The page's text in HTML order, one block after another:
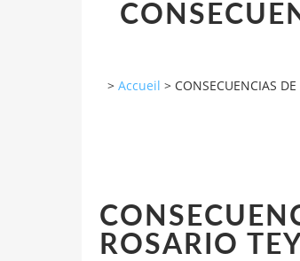
> Accueil > CONSECUENCIAS
ROSARIO TEY